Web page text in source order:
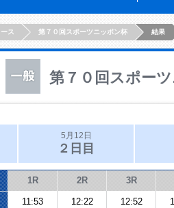
ス 第７０回スポーツニッポン杯 結果
第７０回スポー
5月12日
２日目
1R 2R 3R
11:53 12:22 12:52